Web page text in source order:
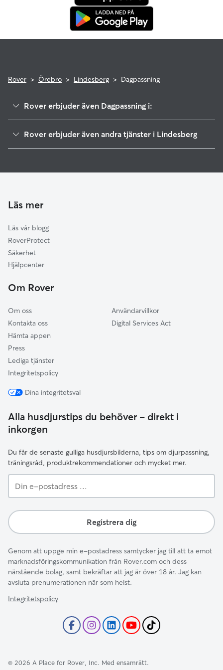
Rover > Örebro > Lindesberg > Dagpassning
Rover erbjuder även Dagpassning i:
Kungsör
Hallsberg
Degerfors
Smedjebacken
Filipstad
Rover erbjuder även andra tjänster i Lindesberg
Läs mer
Läs vår blogg
RoverProtect
Säkerhet
Hjälpcenter
Om Rover
Om oss
Kontakta oss
Hämta appen
Press
Lediga tjänster
Integritetspolicy
Användarvillkor
Digital Services Act
Dina integritetsval
Alla husdjurstips du behöver – direkt i
inkorgen
Du får de senaste gulliga husdjursbilderna, tips om djurpassning,
träningsråd, produktrekommendationer och mycket mer.
e-
...
Registrera dig
Genom att uppge min e-postadress samtycker jag till att ta emot
marknadsföringskommunikation från Rover.com och dess
närstående bolag, samt bekräftar att jag är över 18 år. Jag kan
avsluta prenumerationen när som helst.
Integritetspolicy
© 2026 A Place for Rover, Inc. Med ensamrätt.